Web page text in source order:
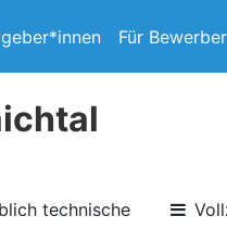
Für
technische